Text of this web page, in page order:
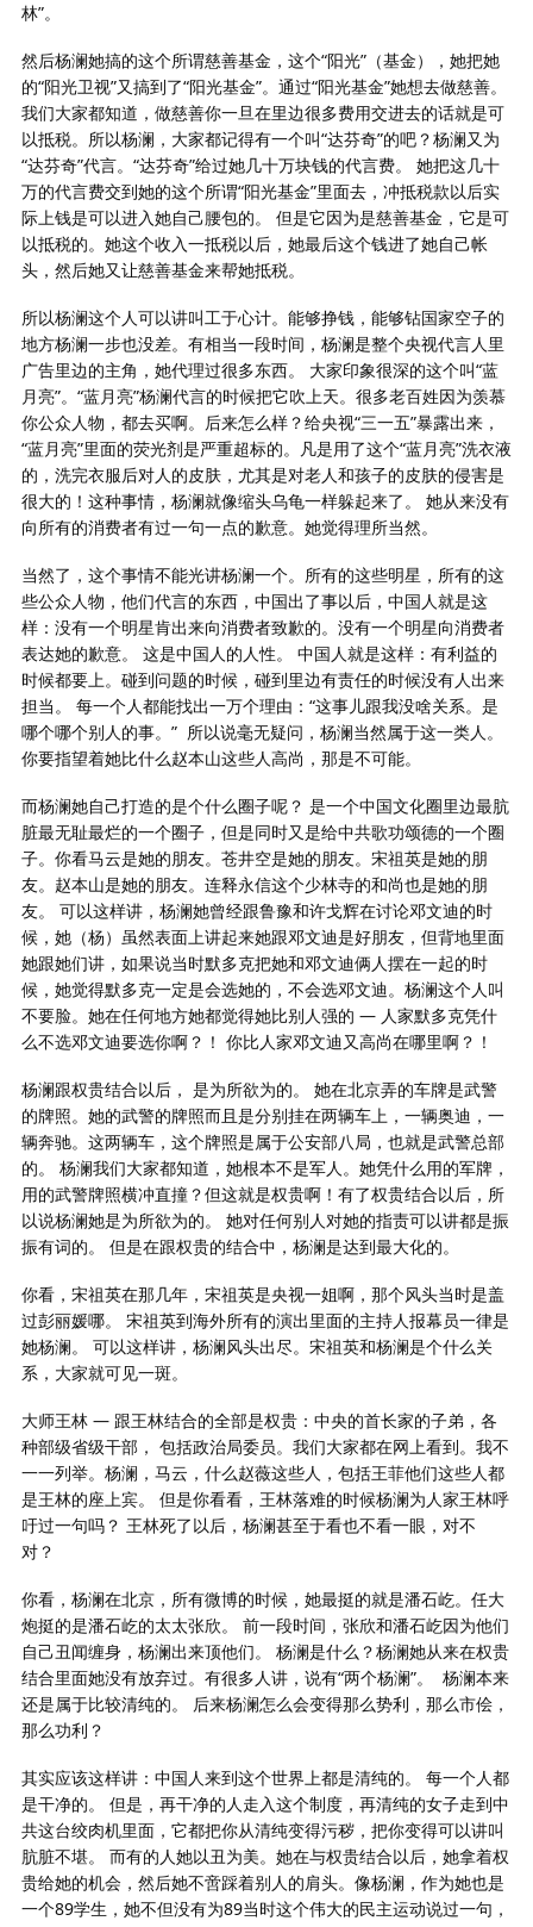
林”。
然后杨澜她搞的这个所谓慈善基金，这个“阳光”（基金），她把她
的“阳光卫视”又搞到了“阳光基金”。通过“阳光基金”她想去做慈善。
我们大家都知道，做慈善你一旦在里边很多费用交进去的话就是可
以抵税。所以杨澜，大家都记得有一个叫“达芬奇”的吧？杨澜又为
“达芬奇”代言。“达芬奇”给过她几十万块钱的代言费。 她把这几十
万的代言费交到她的这个所谓“阳光基金”里面去，冲抵税款以后实
际上钱是可以进入她自己腰包的。 但是它因为是慈善基金，它是可
以抵税的。她这个收入一抵税以后，她最后这个钱进了她自己帐
头，然后她又让慈善基金来帮她抵税。
所以杨澜这个人可以讲叫工于心计。能够挣钱，能够钻国家空子的
地方杨澜一步也没差。有相当一段时间，杨澜是整个央视代言人里
广告里边的主角，她代理过很多东西。 大家印象很深的这个叫“蓝
月亮”。“蓝月亮”杨澜代言的时候把它吹上天。很多老百姓因为羡慕
你公众人物，都去买啊。后来怎么样？给央视“三一五”暴露出来，
“蓝月亮”里面的荧光剂是严重超标的。凡是用了这个“蓝月亮”洗衣液
的，洗完衣服后对人的皮肤，尤其是对老人和孩子的皮肤的侵害是
很大的！这种事情，杨澜就像缩头乌龟一样躲起来了。 她从来没有
向所有的消费者有过一句一点的歉意。她觉得理所当然。
当然了，这个事情不能光讲杨澜一个。所有的这些明星，所有的这
些公众人物，他们代言的东西，中国出了事以后，中国人就是这
样：没有一个明星肯出来向消费者致歉的。没有一个明星向消费者
表达她的歉意。 这是中国人的人性。 中国人就是这样：有利益的
时候都要上。碰到问题的时候，碰到里边有责任的时候没有人出来
担当。 每一个人都能找出一万个理由：“这事儿跟我没啥关系。是
哪个哪个别人的事。” 所以说毫无疑问，杨澜当然属于这一类人。
你要指望着她比什么赵本山这些人高尚，那是不可能。
而杨澜她自己打造的是个什么圈子呢？ 是一个中国文化圈里边最肮
脏最无耻最烂的一个圈子，但是同时又是给中共歌功颂德的一个圈
子。你看马云是她的朋友。苍井空是她的朋友。宋祖英是她的朋
友。赵本山是她的朋友。连释永信这个少林寺的和尚也是她的朋
友。 可以这样讲，杨澜她曾经跟鲁豫和许戈辉在讨论邓文迪的时
候，她（杨）虽然表面上讲起来她跟邓文迪是好朋友，但背地里面
她跟她们讲，如果说当时默多克把她和邓文迪俩人摆在一起的时
候，她觉得默多克一定是会选她的，不会选邓文迪。杨澜这个人叫
不要脸。她在任何地方她都觉得她比别人强的 — 人家默多克凭什
么不选邓文迪要选你啊？！ 你比人家邓文迪又高尚在哪里啊？！
杨澜跟权贵结合以后， 是为所欲为的。 她在北京弄的车牌是武警
的牌照。她的武警的牌照而且是分别挂在两辆车上，一辆奥迪，一
辆奔驰。这两辆车，这个牌照是属于公安部八局，也就是武警总部
的。 杨澜我们大家都知道，她根本不是军人。她凭什么用的军牌，
用的武警牌照横冲直撞？但这就是权贵啊！有了权贵结合以后，所
以说杨澜她是为所欲为的。 她对任何别人对她的指责可以讲都是振
振有词的。 但是在跟权贵的结合中，杨澜是达到最大化的。
你看，宋祖英在那几年，宋祖英是央视一姐啊，那个风头当时是盖
过彭丽媛哪。 宋祖英到海外所有的演出里面的主持人报幕员一律是
她杨澜。 可以这样讲，杨澜风头出尽。宋祖英和杨澜是个什么关
系，大家就可见一斑。
大师王林 — 跟王林结合的全部是权贵：中央的首长家的子弟，各
种部级省级干部， 包括政治局委员。我们大家都在网上看到。我不
一一列举。杨澜，马云，什么赵薇这些人，包括王菲他们这些人都
是王林的座上宾。 但是你看看，王林落难的时候杨澜为人家王林呼
吁过一句吗？ 王林死了以后，杨澜甚至于看也不看一眼，对不
对？
你看，杨澜在北京，所有微博的时候，她最挺的就是潘石屹。任大
炮挺的是潘石屹的太太张欣。 前一段时间，张欣和潘石屹因为他们
自己丑闻缠身，杨澜出来顶他们。 杨澜是什么？杨澜她从来在权贵
结合里面她没有放弃过。有很多人讲，说有“两个杨澜”。
杨澜本来
还是属于比较清纯的。 后来杨澜怎么会变得那么势利，那么市侩，
那么功利？
其实应该这样讲：中国人来到这个世界上都是清纯的。 每一个人都
是干净的。 但是，再干净的人走入这个制度，再清纯的女子走到中
共这台绞肉机里面，它都把你从清纯变得污秽，把你变得可以讲叫
肮脏不堪。 而有的人她以丑为美。她在与权贵结合以后，她拿着权
贵给她的机会，然后她不啻踩着别人的肩头。像杨澜，作为她也是
一个89学生，她不但没有为89当时这个伟大的民主运动说过一句，